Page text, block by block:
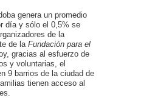
genera un promedio
día y sólo el 0,5% se
de la
de la Fundación para el
gracias al esfuerzo de
y voluntarias, el
9 barrios de la ciudad de
tienen acceso al